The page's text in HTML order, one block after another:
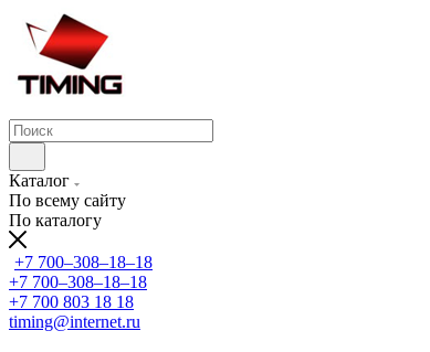
Каталог
По всему сайту
По каталогу
+7 700‒308‒18‒18
+7 700‒308‒18‒18
+7 700 803 18 18
timing@internet.ru